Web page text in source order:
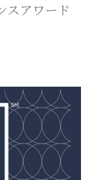
スアワード